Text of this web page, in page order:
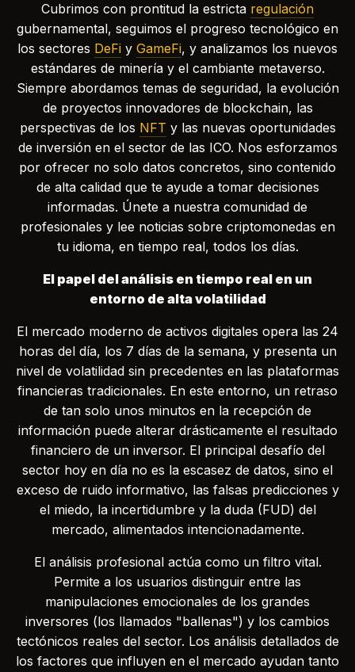
Cubrimos con prontitud la estricta regulación
gubernamental, seguimos el progreso tecnológico en
los sectores DeFi y GameFi, y analizamos los nuevos
estándares de minería y el cambiante metaverso.
Siempre abordamos temas de seguridad, la evolución
de proyectos innovadores de blockchain, las
perspectivas de los NFT y las nuevas oportunidades
de inversión en el sector de las ICO. Nos esforzamos
por ofrecer no solo datos concretos, sino contenido
de alta calidad que te ayude a tomar decisiones
informadas. Únete a nuestra comunidad de
profesionales y lee noticias sobre criptomonedas en
tu idioma, en tiempo real, todos los días.
El papel del análisis en tiempo real en un
entorno de alta volatilidad
El mercado moderno de activos digitales opera las 24
horas del día, los 7 días de la semana, y presenta un
nivel de volatilidad sin precedentes en las plataformas
financieras tradicionales. En este entorno, un retraso
de tan solo unos minutos en la recepción de
información puede alterar drásticamente el resultado
financiero de un inversor. El principal desafío del
sector hoy en día no es la escasez de datos, sino el
exceso de ruido informativo, las falsas predicciones y
el miedo, la incertidumbre y la duda (FUD) del
mercado, alimentados intencionadamente.
El análisis profesional actúa como un filtro vital.
Permite a los usuarios distinguir entre las
manipulaciones emocionales de los grandes
inversores (los llamados "ballenas") y los cambios
tectónicos reales del sector. Los análisis detallados de
los factores que influyen en el mercado ayudan tanto